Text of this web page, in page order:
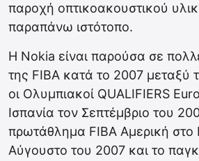
παροχή οπτικοακουστικού
παραπάνω ιστότοπο.
Η Nokia είναι παρούσα σε
της FIBA κατά το 2007 μεταξύ
οι Ολυμπιακοί QUALIFIERS
Ισπανία τον Σεπτέμβριο του
πρωτάθλημα FIBA Αμερική στο
Αύγουστο του 2007 και το